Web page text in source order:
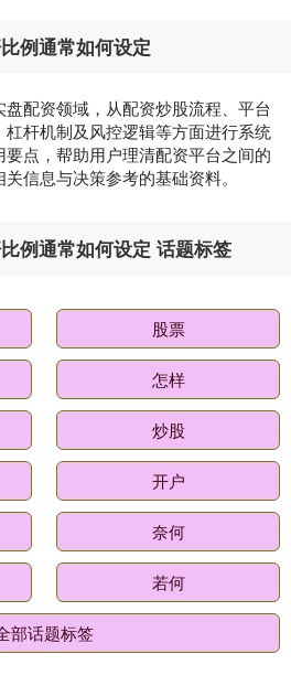
例通常如何设定
配资领域，从配资炒股流程、平台
杆机制及风控逻辑等方面进行系统
点，帮助用户理清配资平台之间的
信息与决策参考的基础资料。
例通常如何设定 话题标签
股票
怎样
炒股
开户
奈何
若何
部话题标签